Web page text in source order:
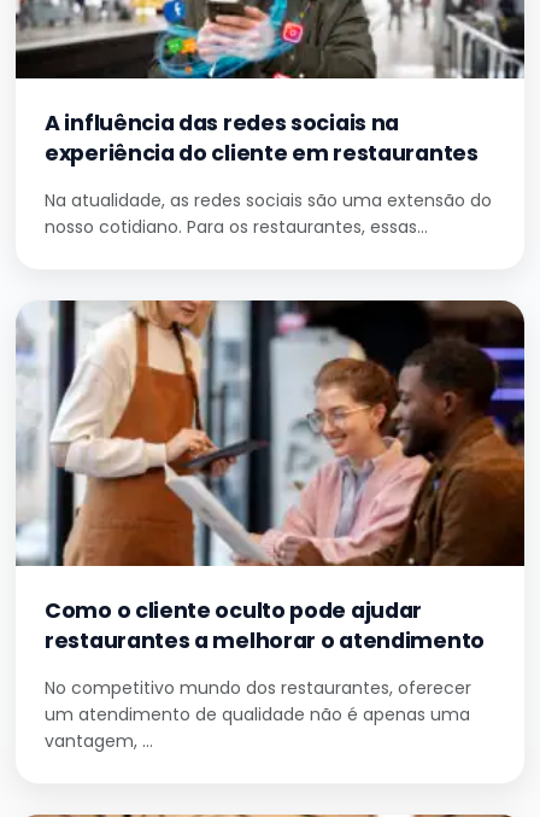
A influência das redes sociais na
experiência do cliente em restaurantes
Na atualidade, as redes sociais são uma extensão do
nosso cotidiano. Para os restaurantes, essas…
Como o cliente oculto pode ajudar
restaurantes a melhorar o atendimento
No competitivo mundo dos restaurantes, oferecer
um atendimento de qualidade não é apenas uma
vantagem, …